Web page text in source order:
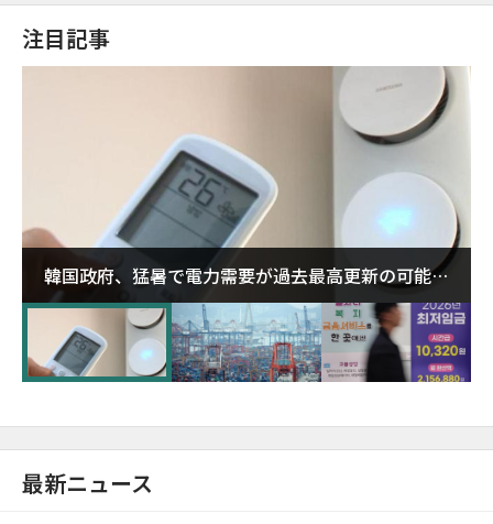
注目記事
韓国政府、猛暑で電力需要が過去最高更新の可能性
に需給対応体制を点検
最新ニュース